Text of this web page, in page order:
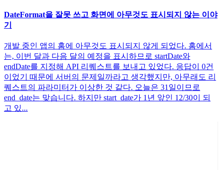
DateFormat을 잘못 쓰고 화면에 아무것도 표시되지 않는 이야
기
개발 중인 앱의 홈에 아무것도 표시되지 않게 되었다. 홈에서
는, 이번 달과 다음 달의 예정을 표시하므로 startDate와
endDate를 지정해 API 리퀘스트를 보내고 있었다. 응답이 0건
이었기 때문에 서버의 문제일까라고 생각했지만, 아무래도 리
퀘스트의 파라미터가 이상한 것 같다. 오늘은 31일이므로
end_date는 맞습니다. 하지만 start_date가 1년 앞인 12/30이 되
고 있...